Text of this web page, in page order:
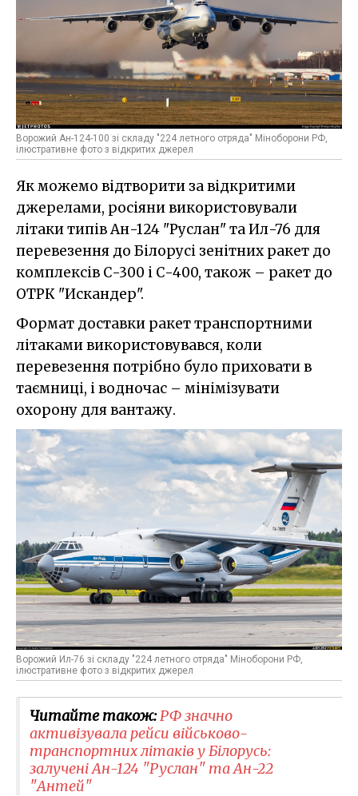
Ворожий Ан-124-100 зі складу "224 летного отряда" Міноборони РФ,
ілюстративне фото з відкритих джерел
Як можемо відтворити за відкритими
джерелами, росіяни використовували
літаки типів Ан-124 "Руслан" та Ил-76 для
перевезення до Білорусі зенітних ракет до
комплексів С-300 і С-400, також – ракет до
ОТРК "Искандер".
Формат доставки ракет транспортними
літаками використовувався, коли
перевезення потрібно було приховати в
таємниці, і водночас – мінімізувати
охорону для вантажу.
Ворожий Ил-76 зі складу "224 летного отряда" Міноборони РФ,
ілюстративне фото з відкритих джерел
Читайте також:РФ значно
активізувала рейси військово-
транспортних літаків у Білорусь:
залучені Ан-124 "Руслан" та Ан-22
"Антей"